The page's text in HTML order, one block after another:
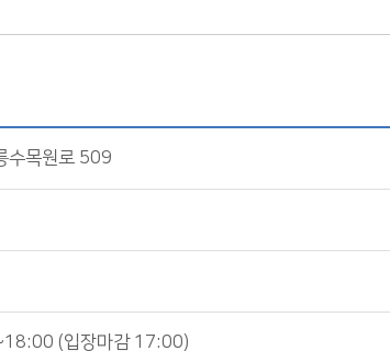
수목원로 509
(입장마감 17:00)